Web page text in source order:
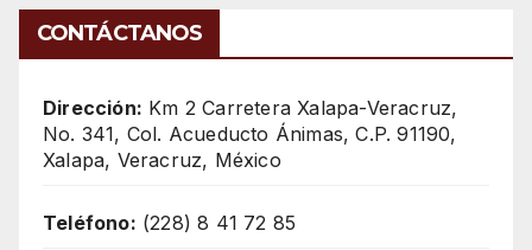
CONTÁCTANOS
Dirección: Km 2 Carretera Xalapa-Veracruz,
No. 341, Col. Acueducto Ánimas, C.P. 91190,
Xalapa, Veracruz, México
Teléfono: (228) 8 41 72 85